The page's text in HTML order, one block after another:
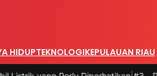
HIDUPTEKNOLOGIKEPULAUAN RIAU